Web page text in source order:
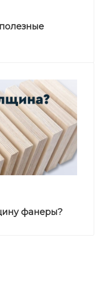
фанеры?